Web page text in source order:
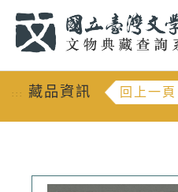
::: 藏品資訊 回上一頁